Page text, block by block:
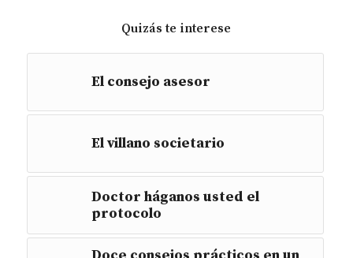
Quizás te interese
El consejo asesor
El villano societario
Doctor háganos usted el
protocolo